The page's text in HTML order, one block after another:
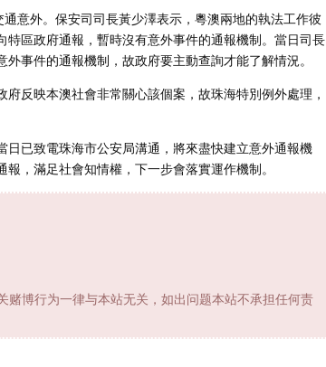
意外。保安司司長黃少澤表示，粵澳兩地的執法工作彼
區政府通報，暫時沒有意外事件的通報機制。當日司長
事件的通報機制，故政府要主動查詢才能了解情況。
反映本澳社會非常關心該個案，故珠海特別例外處理，
已致電珠海市公安局溝通，將來盡快建立意外通報機
，滿足社會知情權，下一步會落實運作機制。
博行为一律与本站无关，如出问题本站不承担任何责